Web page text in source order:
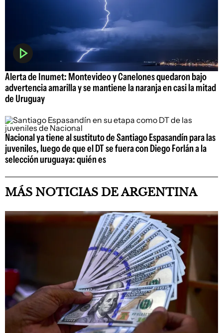
Alerta de Inumet: Montevideo y Canelones quedaron bajo
advertencia amarilla y se mantiene la naranja en casi la mitad
de Uruguay
Nacional ya tiene al sustituto de Santiago Espasandín para las
juveniles, luego de que el DT se fuera con Diego Forlán a la
selección uruguaya: quién es
MÁS NOTICIAS DE ARGENTINA